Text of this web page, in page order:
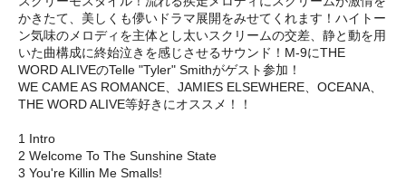
かきたて、美しくも儚いドラマ展開をみせてくれます！ハイトー
ン気味のメロディを主体とし太いスクリームの交差、静と動を用
いた曲構成に終始泣きを感じさせるサウンド！M-9にTHE
WORD ALIVEのTelle "Tyler" Smithがゲスト参加！
WE CAME AS ROMANCE、JAMIES ELSEWHERE、OCEANA、
THE WORD ALIVE等好きにオススメ！！
1 Intro
2 Welcome To The Sunshine State
3 You're Killin Me Smalls!